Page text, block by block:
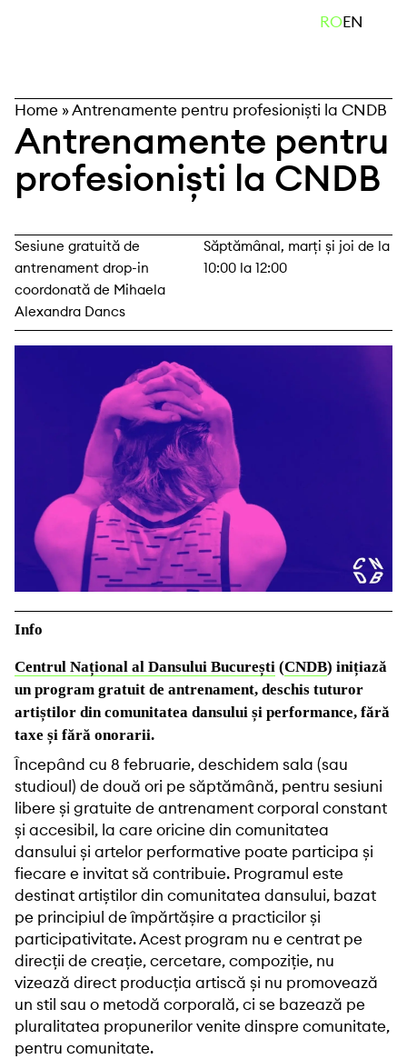
ROEN
Home »Antrenamente pentru profesioniști la CNDB
Antrenamente pentru
profesioniști la CNDB
Sesiune gratuită de
antrenament drop-in
coordonată de Mihaela
Alexandra Dancs
Săptămânal, marți și joi de la
10:00 la 12:00
Info
Centrul Național al Dansului București (CNDB) inițiază
un program gratuit de antrenament, deschis tuturor
artiștilor din comunitatea dansului și performance, fără
taxe și fără onorarii.
Începând cu 8 februarie, deschidem sala (sau
studioul) de două ori pe săptămână, pentru sesiuni
libere și gratuite de antrenament corporal constant
și accesibil, la care oricine din comunitatea
dansului și artelor performative poate participa și
fiecare e invitat să contribuie. Programul este
destinat artiștilor din comunitatea dansului, bazat
pe principiul de împărtășire a practicilor și
participativitate. Acest program nu e centrat pe
direcții de creație, cercetare, compoziție, nu
vizează direct producția artiscă și nu promovează
un stil sau o metodă corporală, ci se bazează pe
pluralitatea propunerilor venite dinspre comunitate,
pentru comunitate.